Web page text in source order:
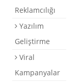
Reklamcılığı
Yazılım
Geliştirme
Viral
Kampanyalar